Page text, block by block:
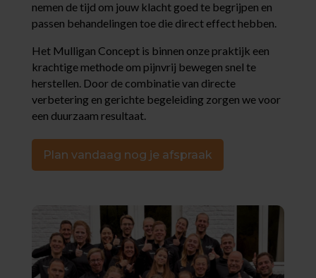
nemen de tijd om jouw klacht goed te begrijpen en
passen behandelingen toe die direct effect hebben.
Het Mulligan Concept is binnen onze praktijk een
krachtige methode om pijnvrij bewegen snel te
herstellen. Door de combinatie van directe
verbetering en gerichte begeleiding zorgen we voor
een duurzaam resultaat.
Plan vandaag nog je afspraak